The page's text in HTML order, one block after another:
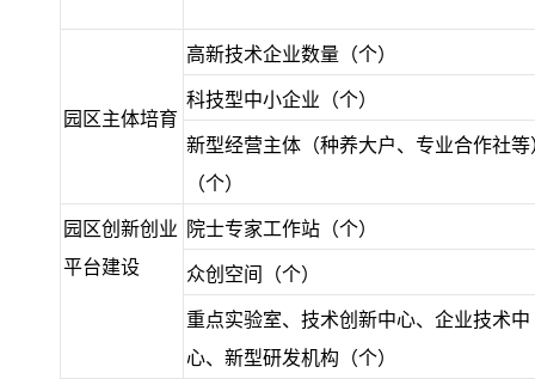
园区主体培育
高新技术企业数量（个）
科技型中小企业（个）
新型经营主体（种养大户、专业合作社等
（个）
园区创新创业
平台建设
院士专家工作站（个）
众创空间（个）
重点实验室、技术创新中心、企业技术中
心、新型研发机构（个）